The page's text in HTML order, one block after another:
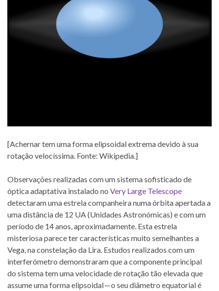
[Achernar tem uma forma elipsoidal extrema devido à sua
rotação velocíssima. Fonte: Wikipedia.]
Observações realizadas com um sistema sofisticado de
óptica adaptativa instalado no Very Large Telescope
detectaram uma estrela companheira numa órbita apertada a
uma distância de 12 UA (Unidades Astronómicas) e com um
período de 14 anos, aproximadamente. Esta estrela
misteriosa parece ter características muito semelhantes a
Vega, na constelação da Lira. Estudos realizados com um
interferómetro demonstraram que a componente principal
do sistema tem uma velocidade de rotação tão elevada que
assume uma forma elipsoidal — o seu diâmetro equatorial é